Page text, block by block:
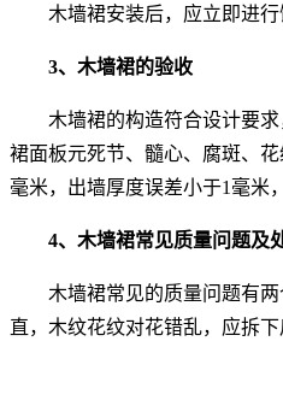
木墙裙安装后，应立即进
3、木墙裙的验收
木墙裙的构造符合设计要
裙面板元死节、髓心、腐斑、
毫米，出墙厚度误差小于1毫米
4、木墙裙常见质量问题及
木墙裙常见的质量问题有
直，木纹花纹对花错乱，应拆